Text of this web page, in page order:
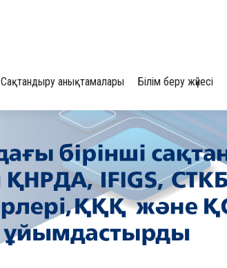
Сақтандыру анықтамалары Білім беру жүйесі